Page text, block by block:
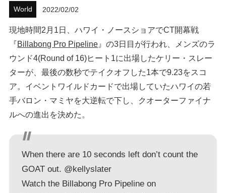
World 2022/02/02
現地時間2月1日、ハワイ・ノースショアでCT開幕戦
『Billabong Pro Pipeline 』の3日目が行われ、メンズのラ
ウンド4(Round of 16)ヒート1に出場したケリー・スレー
ターが、最後の数秒でテイクオフした1本で9.23をスコ
ア。イベントワイルドカードで出場していたハワイの若
手バロン・マミヤを大逆転で下し、クオーターファイナ
ルへの進出を決めた。
When there are 10 seconds left don’t count the
GOAT out. @kellyslater
Watch the Billabong Pro Pipeline on
ホリデースタイル
ウェストジャパン
イベント・リリース
FOLLOW US ON